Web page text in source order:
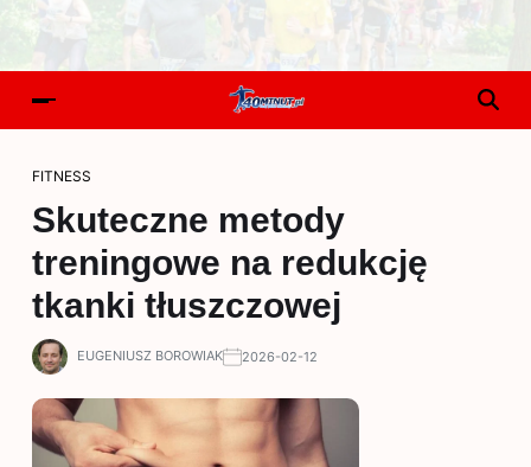
FITNESS
Skuteczne metody
treningowe na redukcję
tkanki tłuszczowej
EUGENIUSZ BOROWIAK 2026-02-12